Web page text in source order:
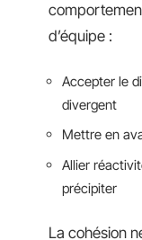
d’équipe :
Accepter le
divergent
Mettre en
Allier
précipiter
La cohésion